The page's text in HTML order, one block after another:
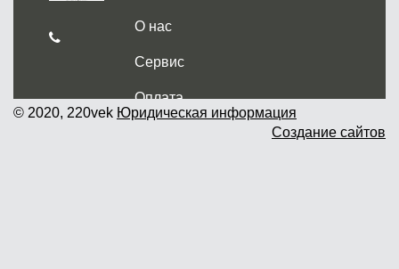
О нас
Сервис
Оплата
Доставка и самовывоз
© 2020, 220vek Юридическая информация
Создание сайтов